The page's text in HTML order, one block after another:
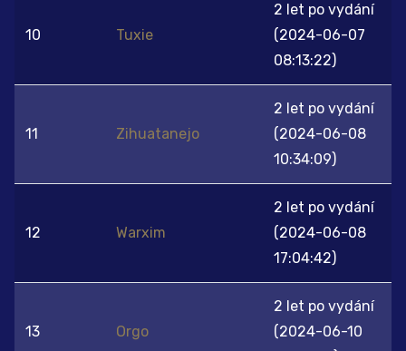
10 Tuxie
2 let po vydání
(2024-06-07
08:13:22)
11 Zihuatanejo
2 let po vydání
(2024-06-08
10:34:09)
12 Warxim
2 let po vydání
(2024-06-08
17:04:42)
13 Orgo
2 let po vydání
(2024-06-10